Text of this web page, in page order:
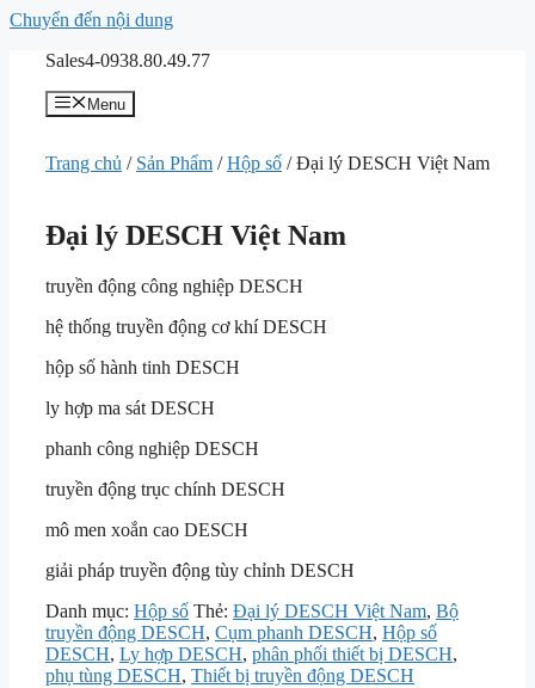
Chuyển đến nội dung
Sales4-0938.80.49.77
Menu
Trang chủ / Sản Phẩm /Hộp số / Đại lý DESCH Việt Nam
Đại lý DESCH Việt Nam
truyền động công nghiệp DESCH
hệ thống truyền động cơ khí DESCH
hộp số hành tinh DESCH
ly hợp ma sát DESCH
phanh công nghiệp DESCH
truyền động trục chính DESCH
mô men xoắn cao DESCH
giải pháp truyền động tùy chỉnh DESCH
Danh mục: Hộp số Thẻ: Đại lý DESCH Việt Nam, Bộ
truyền động DESCH, Cụm phanh DESCH, Hộp số
DESCH, Ly hợp DESCH, phân phối thiết bị DESCH,
phụ tùng DESCH, Thiết bị truyền động DESCH